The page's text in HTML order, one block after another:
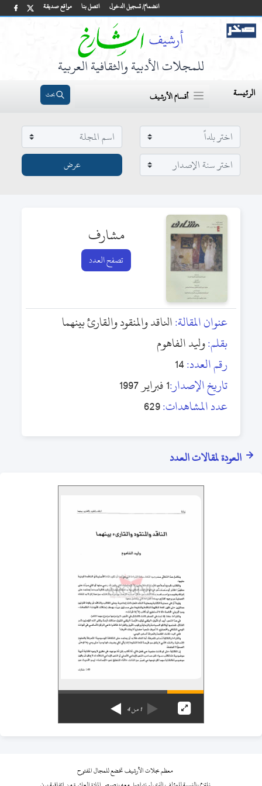
مواقع صديقة اتصل بنا انضمام/ تسجيل الدخول
للمجلات الأدبية والثقافية العربية
الرئيسة أقسام الأرشيف بحث
مشارف
تصفح العدد
عنوان المقالة:الناقد والمنقود والقارئ بينهما
بقلم:وليد الفاهوم
رقم العدد:14
تاريخ الإصدار:1 فبراير 1997
عدد المشاهدات:629
العودة لمقالات العدد
1من4
معظم مجلات الأرشيف تخضع للمجال المفتوح